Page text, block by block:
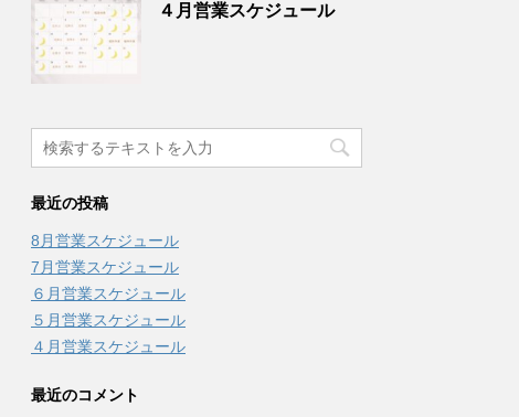
４月営業スケジュール
最近の投稿
8月営業スケジュール
7月営業スケジュール
６月営業スケジュール
５月営業スケジュール
４月営業スケジュール
最近のコメント